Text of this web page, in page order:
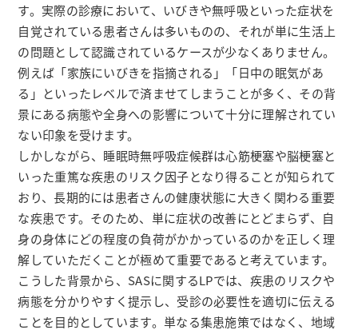
す。実際の診療において、いびきや無呼吸といった症状を
自覚されている患者さんは多いものの、それが単に生活上
の問題として認識されているケースが少なくありません。
例えば「家族にいびきを指摘される」「日中の眠気があ
る」といったレベルで済ませてしまうことが多く、その背
景にある病態や全身への影響について十分に理解されてい
ない印象を受けます。
しかしながら、睡眠時無呼吸症候群は心筋梗塞や脳梗塞と
いった重篤な疾患のリスク因子となり得ることが知られて
おり、長期的には患者さんの健康状態に大きく関わる重要
な疾患です。そのため、単に症状の改善にとどまらず、自
身の身体にどの程度の負荷がかかっているのかを正しく理
解していただくことが極めて重要であると考えています。
こうした背景から、SASに関するLPでは、疾患のリスクや
病態を分かりやすく提示し、受診の必要性を適切に伝える
ことを目的としています。単なる集患施策ではなく、地域